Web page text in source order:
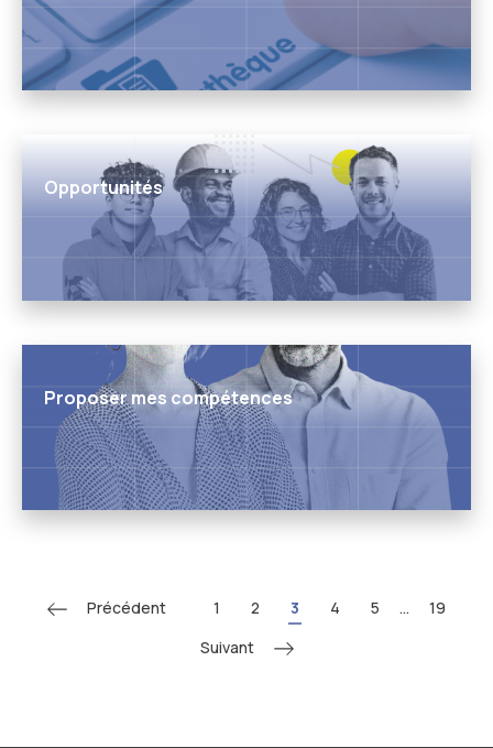
Opportunités
Proposer mes compétences
Précédent 1 2 3 4 5 ...
19
Suivant